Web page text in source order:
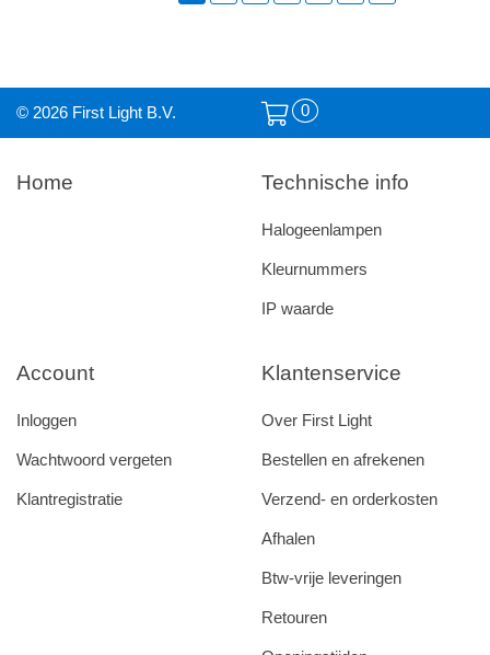
© 2026 First Light B.V. 0
Home
Klantenservice
Over First Light
Bestellen en afrekenen
Verzend- en orderkosten
Afhalen
Btw-vrije leveringen
Retouren
Account
Inloggen
Wachtwoord vergeten
Klantregistratie
Technische info
Halogeenlampen
Kleurnummers
IP waarde